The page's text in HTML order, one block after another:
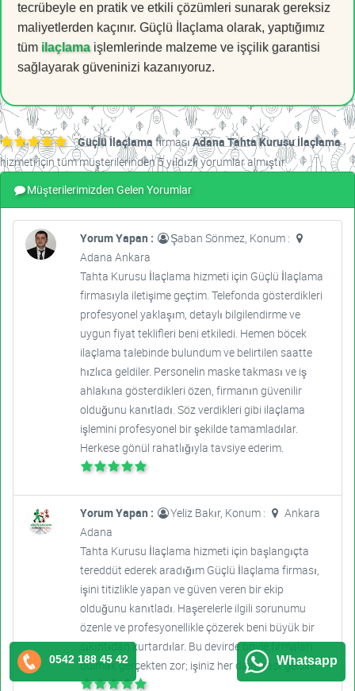
tecrübeyle en pratik ve etkili çözümleri sunarak gereksiz
maliyetlerden kaçınır. Güçlü İlaçlama olarak, yaptığımız
tüm ilaçlamaişlemlerinde malzeme ve işçilik garantisi
sağlayarak güveninizi kazanıyoruz.
Güçlü İlaçlama firmasıAdana Tahta Kurusu İlaçlama
hizmeti için tüm müşterilerinden 5 yıldızlı yorumlar almıştır.
Müşterilerimizden Gelen Yorumlar
Yorum Yapan :
Şaban Sönmez, Konum :
Adana Ankara
Tahta Kurusu İlaçlama hizmeti için Güçlü İlaçlama
firmasıyla iletişime geçtim. Telefonda gösterdikleri
profesyonel yaklaşım, detaylı bilgilendirme ve
uygun fiyat teklifleri beni etkiledi. Hemen böcek
ilaçlama talebinde bulundum ve belirtilen saatte
hızlıca geldiler. Personelin maske takması ve iş
ahlakına gösterdikleri özen, firmanın güvenilir
olduğunu kanıtladı. Söz verdikleri gibi ilaçlama
işlemini profesyonel bir şekilde tamamladılar.
Herkese gönül rahatlığıyla tavsiye ederim.
Yorum Yapan : Yeliz Bakır, Konum :
Ankara
Adana
Tahta Kurusu İlaçlama hizmeti için başlangıçta
tereddüt ederek aradığım Güçlü İlaçlama firması,
işini titizlikle yapan ve güven veren bir ekip
olduğunu kanıtladı. Haşerelerle ilgili sorunumu
özenle ve profesyonellikle çözerek beni büyük bir
sıkıntıdan kurtardılar. Bu devirde böyle firmaları
bulmak gerçekten zor; işiniz her daim rast gelsin!
0542 188 45 42 Whatsapp